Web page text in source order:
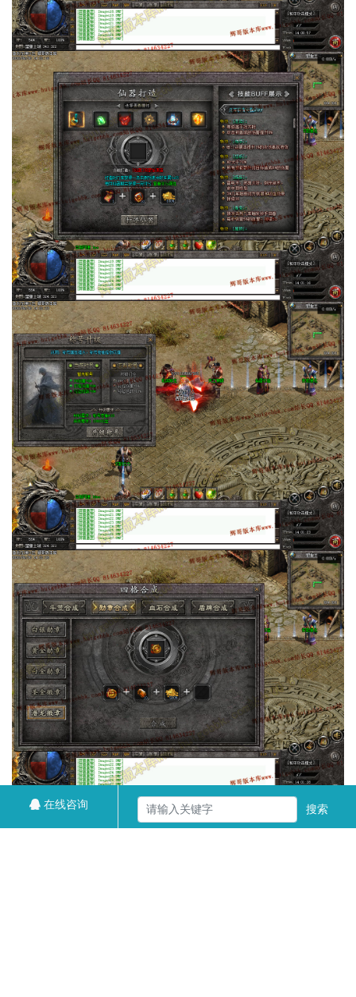
在线咨询 搜索